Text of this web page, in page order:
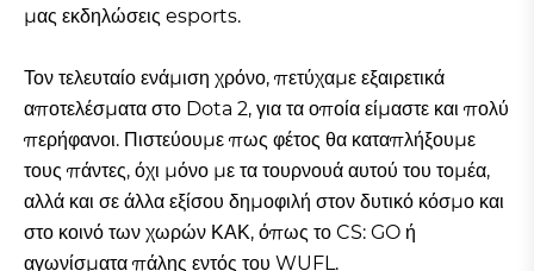
μας εκδηλώσεις esports.
Τον τελευταίο ενάμιση χρόνο, πετύχαμε εξαιρετικά
αποτελέσματα στο Dota 2, για τα οποία είμαστε και πολύ
περήφανοι. Πιστεύουμε πως φέτος θα καταπλήξουμε
τους πάντες, όχι μόνο με τα τουρνουά αυτού του τομέα,
αλλά και σε άλλα εξίσου δημοφιλή στον δυτικό κόσμο και
στο κοινό των χωρών ΚΑΚ, όπως το CS: GO ή
αγωνίσματα πάλης εντός του WUFL.